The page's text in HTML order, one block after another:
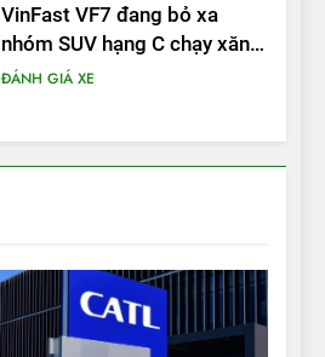
VinFast VF7 đang bỏ xa
nhóm SUV hạng C chạy xăng
như thế nào?
ĐÁNH GIÁ XE
Chọn VinFast VF8 hay Santa